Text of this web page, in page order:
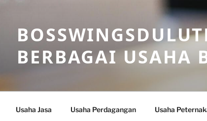
BERBAGAI USAHA
Usaha Jasa Usaha Perdagangan Usaha